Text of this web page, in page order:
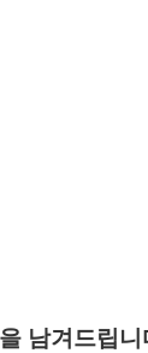
남겨드립니